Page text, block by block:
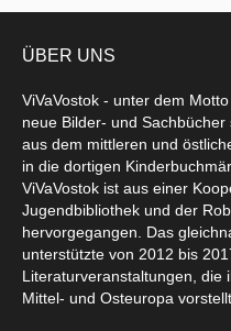
ÜBER UNS
ViVaVostok - unter dem
neue Bilder- und
aus dem mittleren und
in die dortigen
ViVaVostok ist aus einer
Jugendbibliothek und der
hervorgegangen. Das
unterstützte von 2012 bis
Literaturveranstaltungen, die
Mittel- und Osteuropa